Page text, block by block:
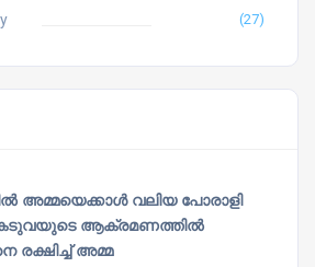
(27)
അമ്മയെക്കാള്‍ വലിയ പോരാളി
കടുവയുടെ ആക്രമണത്തില്‍
രക്ഷിച്ച് അമ്മ